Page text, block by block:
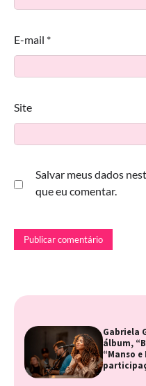
E-mail *
Site
Salvar meus dados
que eu comentar.
Gabriela
álbum,
“Manso